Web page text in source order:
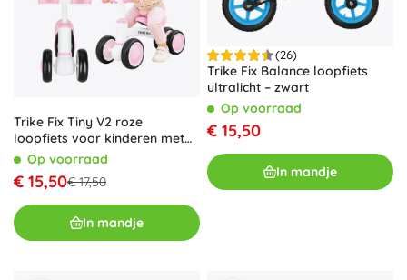
Trike Fix Tiny V2 roze
loopfiets voor kinderen met
vier wielen
Op voorraad
€ 15,50€ 17,50
In mandje
(26)
Trike Fix Balance loopfiets
ultralicht – zwart
Op voorraad
€ 15,50
In mandje